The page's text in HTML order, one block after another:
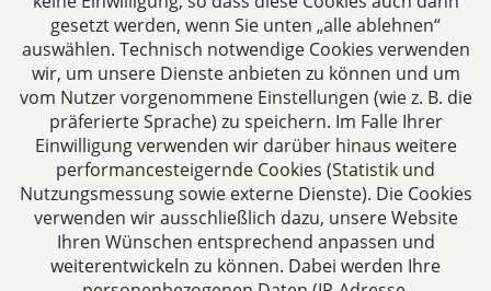
Folgen Sie uns auf
Das europäische Kanzlei-Netzwerk
gesetzt werden, wenn Sie unten „alle ablehnen“
auswählen. Technisch notwendige Cookies verwenden
wir, um unsere Dienste anbieten zu können und um
vom Nutzer vorgenommene Einstellungen (wie z. B. die
präferierte Sprache) zu speichern. Im Falle Ihrer
Einwilligung verwenden wir darüber hinaus weitere
performancesteigernde Cookies (Statistik und
Nutzungsmessung sowie externe Dienste). Die Cookies
verwenden wir ausschließlich dazu, unsere Website
Ihren Wünschen entsprechend anpassen und
weiterentwickeln zu können. Dabei werden Ihre